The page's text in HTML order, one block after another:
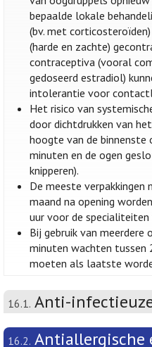
bepaalde lokale
(bv. met
(harde en zachte)
contraceptiva (vooral
gedoseerd estradiol)
intolerantie voor
Het risico van
door dichtdrukken van
hoogte van de binnenste
minuten en de ogen
knipperen).
De meeste verpakkingen
maand na opening
uur voor de specialiteiten
Bij gebruik van meerdere
minuten wachten tussen
moeten als laatste
16.1. Anti-
16.2. Antiallergische